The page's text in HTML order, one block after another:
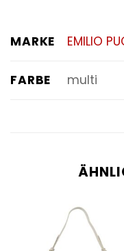
MARKE EMILIO
FARBE multi